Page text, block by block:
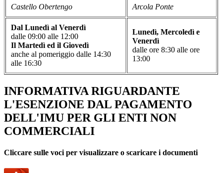
Castello Obertengo Arcola Ponte
Dal Lunedì al Venerdì
dalle 09:00 alle 12:00
Il Martedì ed il Giovedì
anche al pomeriggio dalle 14:30
alle 16:30
Lunedì, Mercoledì e
Venerdì
dalle ore 8:30 alle ore
13:00
INFORMATIVA RIGUARDANTE
L'ESENZIONE DAL PAGAMENTO
DELL'IMU PER GLI ENTI NON
COMMERCIALI
Cliccare sulle voci per visualizzare o scaricare i documenti